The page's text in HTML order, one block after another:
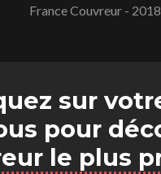
France Couvreur - 2018
sur
pour
le plus